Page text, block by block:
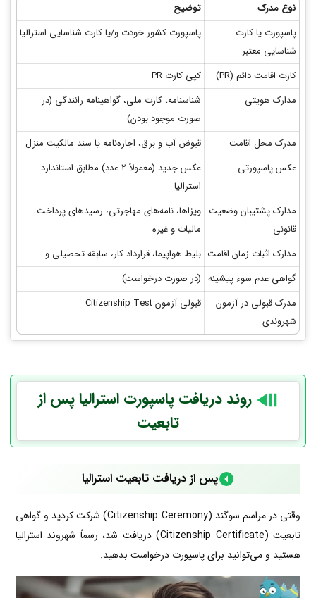
نوع مدرک
توضیح
پاسپورت یا کارت
شناسایی معتبر
پاسپورت کشور خودت و/یا کارت شناسایی استرالیا
کارت اقامت دائم (PR)
کپی کارت PR
مدارک هویتی
شناسنامه، کارت ملی، گواهینامه رانندگی (در
صورت موجود بودن)
مدرک محل اقامت
قبوض آب و برق، اجاره‌نامه یا سند مالکیت منزل
عکس پاسپورتی
عکس جدید (معمولاً 2 عدد) مطابق استاندارد
استرالیا
مدارک پشتیبان وضعیت
قانونی
ویزاها، نامه‌های مهاجرتی، رسیدهای پرداخت
مالیات و غیره
مدارک اثبات زمان اقامت بلیط هواپیما، قرارداد کار، سابقه تحصیلی و...
گواهی عدم سوء پیشینه (در صورت درخواست)
مدرک قبولی در آزمون
شهروندی
قبولی آزمون Citizenship Test
روند دریافت پاسپورت استرالیا پس از
تابعیت
پس از دریافت تابعیت استرالیا
وقتی در مراسم سوگند (Citizenship Ceremony) شرکت کردید و گواهی
تابعیت (Citizenship Certificate) دریافت شد، رسماً شهروند استرالیا
هستید و می‌توانید برای پاسپورت درخواست بدهید.